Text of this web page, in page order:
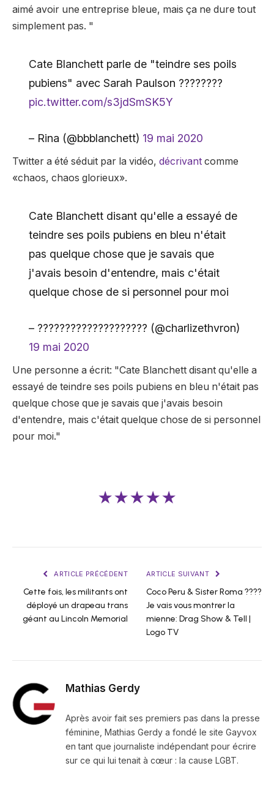
aimé avoir une entreprise bleue, mais ça ne dure tout
simplement pas. "
Cate Blanchett parle de "teindre ses poils
pubiens" avec Sarah Paulson ????????
pic.twitter.com/s3jdSmSK5Y
– Rina (@bbblanchett) 19 mai 2020
Twitter a été séduit par la vidéo, décrivant comme
«chaos, chaos glorieux».
Cate Blanchett disant qu'elle a essayé de
teindre ses poils pubiens en bleu n'était
pas quelque chose que je savais que
j'avais besoin d'entendre, mais c'était
quelque chose de si personnel pour moi
– ???????????????????? (@charlizethvron)
19 mai 2020
Une personne a écrit: "Cate Blanchett disant qu'elle a
essayé de teindre ses poils pubiens en bleu n'était pas
quelque chose que je savais que j'avais besoin
d'entendre, mais c'était quelque chose de si personnel
pour moi."
★★★★★
ARTICLE PRÉCÉDENT
Cette fois, les militants ont
déployé un drapeau trans
géant au Lincoln Memorial
ARTICLE SUIVANT
Coco Peru & Sister Roma ????
Je vais vous montrer la
mienne: Drag Show & Tell |
Logo TV
Mathias Gerdy
Après avoir fait ses premiers pas dans la presse
féminine, Mathias Gerdy a fondé le site Gayvox
en tant que journaliste indépendant pour écrire
sur ce qui lui tenait à cœur : la cause LGBT.